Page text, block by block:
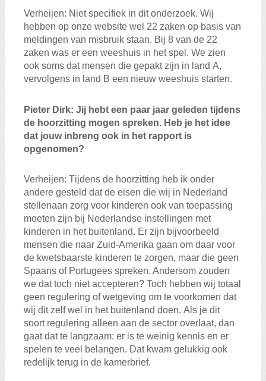
Verheijen: N iet specifiek in dit onderzoek. Wij
hebben op onze website wel 22 zaken op basis van
meldingen van misbruik staan. Bij 8 van de 22
zaken was er een weeshuis in het spel . We zien
ook soms dat mensen die gepakt zijn in land A,
vervolgens in land B een nieuw weeshuis starten.
Pieter Dirk: Jij hebt een paar jaar geleden tijdens
de hoorzitting mogen spreken. Heb je het idee
dat jouw inbreng ook in het rapport is
opgenomen?
Verheijen: Tijdens de hoorzitting heb ik onder
andere gesteld dat de eisen die wij in Nederland
stel lenaan zorg voor kinderen ook van toepassing
moeten zijn bij Nederlandse instellingen met
kinderen in het buitenland. Er zijn bijvoorbeeld
mensen die naar Zuid-Amerika gaan om daar voor
de kwetsbaarste kinderen te zorgen, maar die geen
Spaans of Portugees spreken. Andersom zouden
we dat toch nietaccepteren? Toch hebben wij totaal
geen regulering of wetgeving om te voorkomen dat
wij dit zelf wel in het buitenland doen. Als je dit
soort regulering alleen aan de sector overlaat, dan
gaat dat te langzaam: er is te weinig kennis en er
spelen te veel belangen. Dat kwam gelukkig ook
redelijk terug in de kamerbrief.